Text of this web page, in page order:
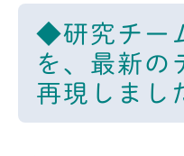
◆研究チー
を、最新の
再現しまし